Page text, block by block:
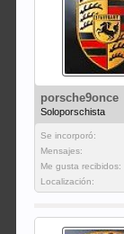
porsche9once
Soloporschista
Se incorporó:
Mensajes:
Me gusta recibidos:
Localización: